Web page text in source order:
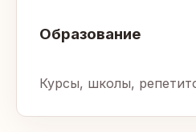
Образование
Курсы, школы,